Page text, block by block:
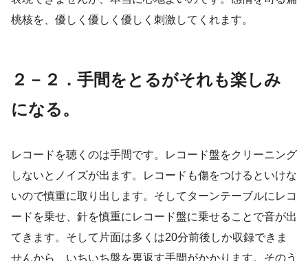
桃核を、優しく優しく優しく刺激してくれます。
２－２．手間をとるがそれも楽しみ
になる。
レコードを聴くのは手間です。レコード盤をクリーニング
しないとノイズが出ます。レコードも傷をつけるといけな
いので慎重に取り出します。そしてターンテーブルにレコ
ードを乗せ、針を慎重にレコード盤に乗せることで音が出
てきます。そして片面は多くは20分前後しか収録できま
せんから、いちいち盤を裏返す手間がかかります。そのう